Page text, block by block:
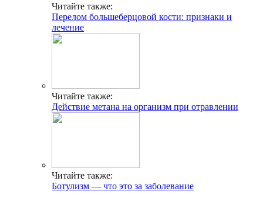
Читайте также:
Перелом большеберцовой кости: признаки и
лечение
Читайте также:
Действие метана на организм при отравлении
Читайте также:
Ботулизм — что это за заболевание